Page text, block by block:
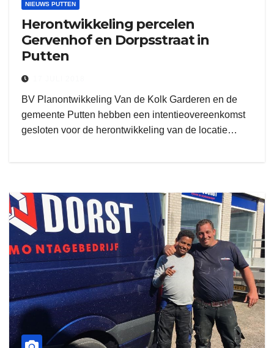
NIEUWS PUTTEN
Herontwikkeling percelen
Gervenhof en Dorpsstraat in
Putten
BV Planontwikkeling Van de Kolk Garderen en de
gemeente Putten hebben een intentieovereenkomst
gesloten voor de herontwikkeling van de locatie…